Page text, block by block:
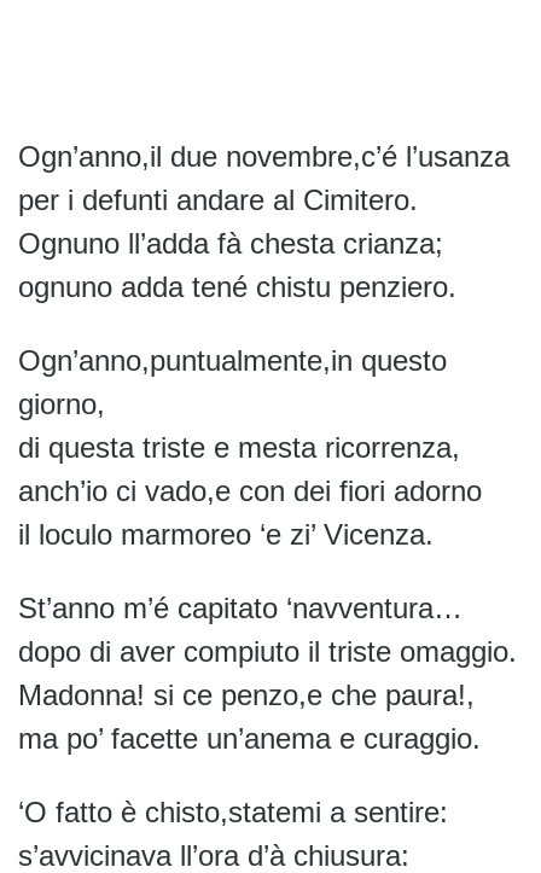
Ogn’anno,il due novembre,c’é l’usanza
per i defunti andare al Cimitero.
Ognuno ll’adda fà chesta crianza;
ognuno adda tené chistu penziero.
Ogn’anno,puntualmente,in questo
giorno,
di questa triste e mesta ricorrenza,
anch’io ci vado,e con dei fiori adorno
il loculo marmoreo ‘e zi’ Vicenza.
St’anno m’é capitato ‘navventura…
dopo di aver compiuto il triste omaggio.
Madonna! si ce penzo,e che paura!,
ma po’ facette un’anema e curaggio.
‘O fatto è chisto,statemi a sentire:
s’avvicinava ll’ora d’à chiusura: